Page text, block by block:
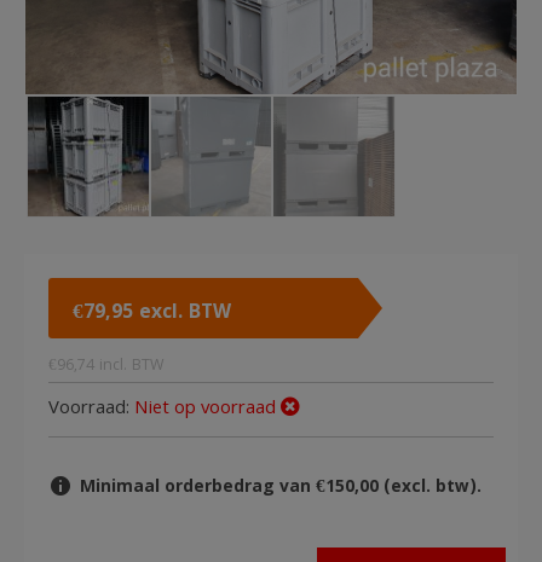
€79,95 excl. BTW
€ 96,74 incl. BTW
Voorraad: Niet op voorraad
Minimaal orderbedrag van €150,00 (excl. btw).